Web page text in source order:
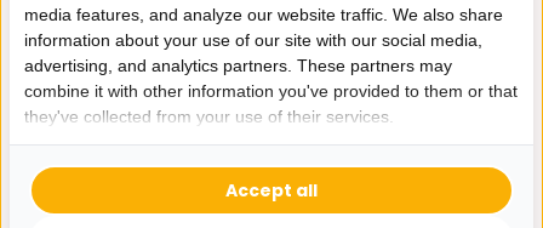
Whatsapp ons
0162-231130
klantenservice@bazaaronline.nl
media features, and analyze our website traffic. We also share
information about your use of our site with our social media,
advertising, and analytics partners. These partners may
combine it with other information you've provided to them or that
they've collected from your use of their services.
Accept all